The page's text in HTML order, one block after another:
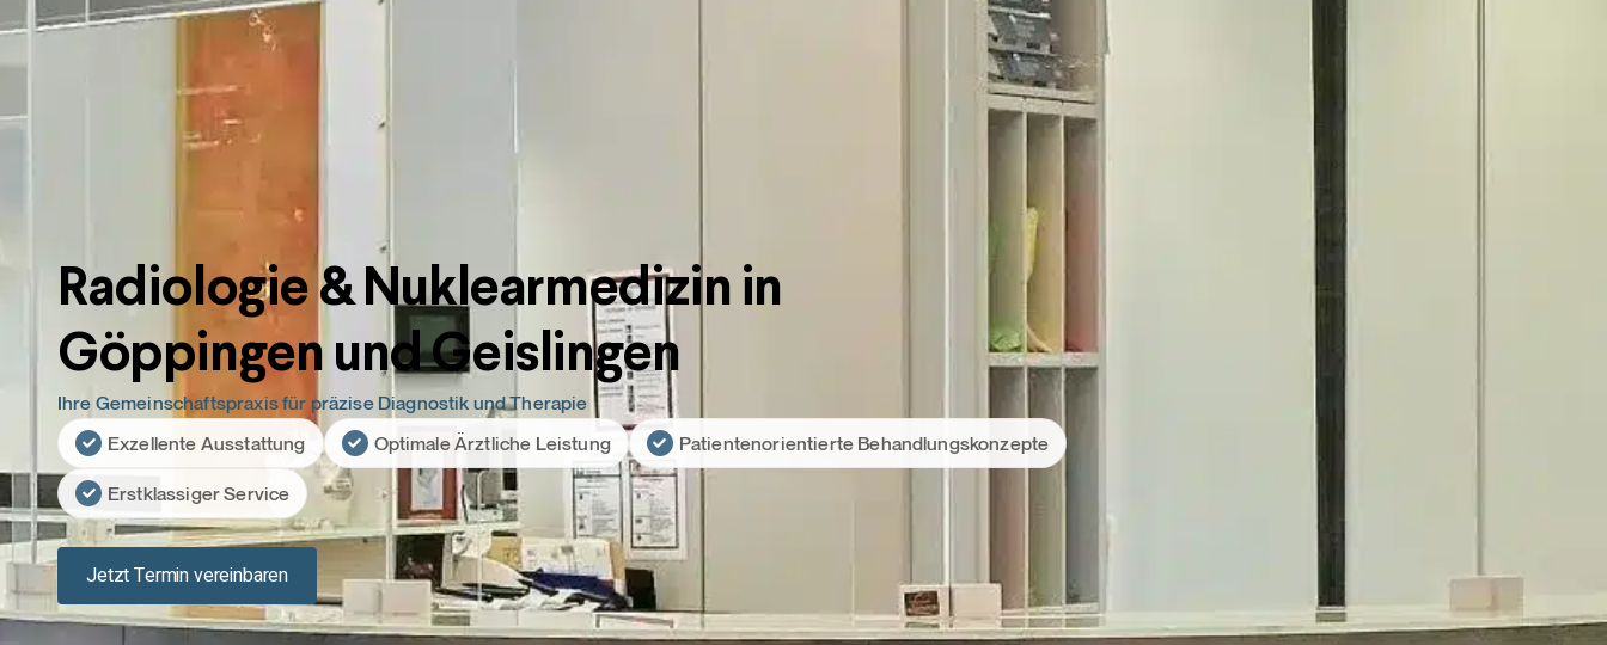
Radiologie & Nuklearmedizin in
Göppingen und Geislingen
Ihre Gemeinschaftspraxis für präzise Diagnostik und Therapie
Exzellente Ausstattung
Optimale Ärztliche Leistung Patientenorientierte Behandlungskonzepte
Erstklassiger Service
Jetzt Termin vereinbaren